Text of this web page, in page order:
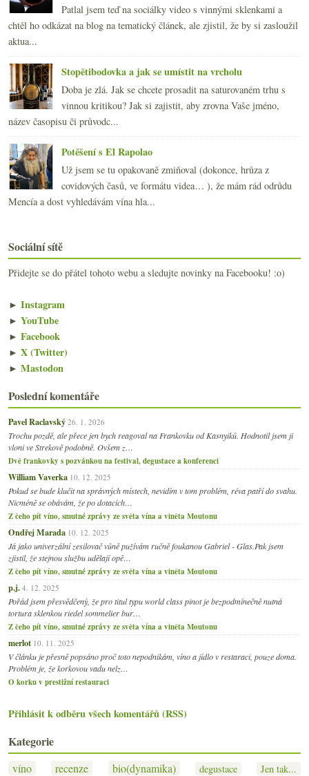
Patlal jsem teď na sociálky video s vinnými sklenkami a
chtěl ho odkázat na blog na tematický článek, ale zjistil, že by si zasloužil
aktua...
Stopětibodovka a jak se umístit na vrcholu
Doba je zlá. Jak se chcete prosadit na saturovaném trhu s
vinnou kritikou? Jak si zajistit, aby zrovna Vaše jméno,
název časopisu či průvodc...
Potěšení s El Rapolao
Už jsem se tu opakovaně zmiňoval (dokonce, hrůza z
covidových časů, ve formátu videa… ), že mám rád odrůdu
Mencía a dost vyhledávám vína hla...
Sociální sítě
Přidejte se do přátel tohoto webu a sledujte novinky na Facebooku! :o)
► Instagram
► YouTube
► Facebook
► X (Twitter)
► Mastodon
Poslední komentáře
Pavel Raclavský 26. 1. 2026
Trochu pozdě, ale přece jen bych reagoval na Frankovku od Kasnyiků. Hodnotil jsem ji
vloni ve Strekově podobně. Ovšem z…
Dvě frankovky s pozvánkou na festival, degustace a konferenci
William Vaverka 10. 12. 2025
Pokud se bude klučit na správných místech, nevidím v tom problém, réva patří do svahu.
Nicméně se obávám, že po dotacích…
Z čeho pít víno, smutné zprávy ze světa vína a viněta Moutonu
Ondřej Marada 10. 12. 2025
Já jako univerzální zesilovač vůně pužívám ručně foukanou Gabriel - Glas.Pak jsem
zjistil, že stejnou službu udělají opě…
Z čeho pít víno, smutné zprávy ze světa vína a viněta Moutonu
p.j. 4. 12. 2025
Pořád jsem přesvědčený, že pro titul typu world class pinot je bezpodmínečně nutná
tortura sklenkou riedel sommelier bur…
Z čeho pít víno, smutné zprávy ze světa vína a viněta Moutonu
merlot 10. 11. 2025
V článku je přesně popsáno proč toto nepodnikám, víno a jídlo v restaraci, pouze doma.
Problém je, že korkovou vadu nelz…
O korku v prestižní restauraci
Přihlásit k odběru všech komentářů (RSS)
Kategorie
víno recenze bio(dynamika) degustace Jen tak...